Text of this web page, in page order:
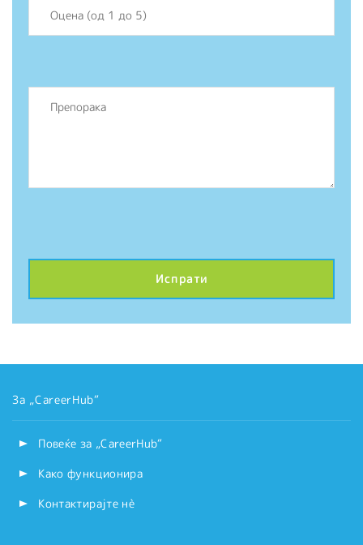
За „CareerHub“
Повеќе за „CareerHub“
Како функционира
Контактирајте нѐ